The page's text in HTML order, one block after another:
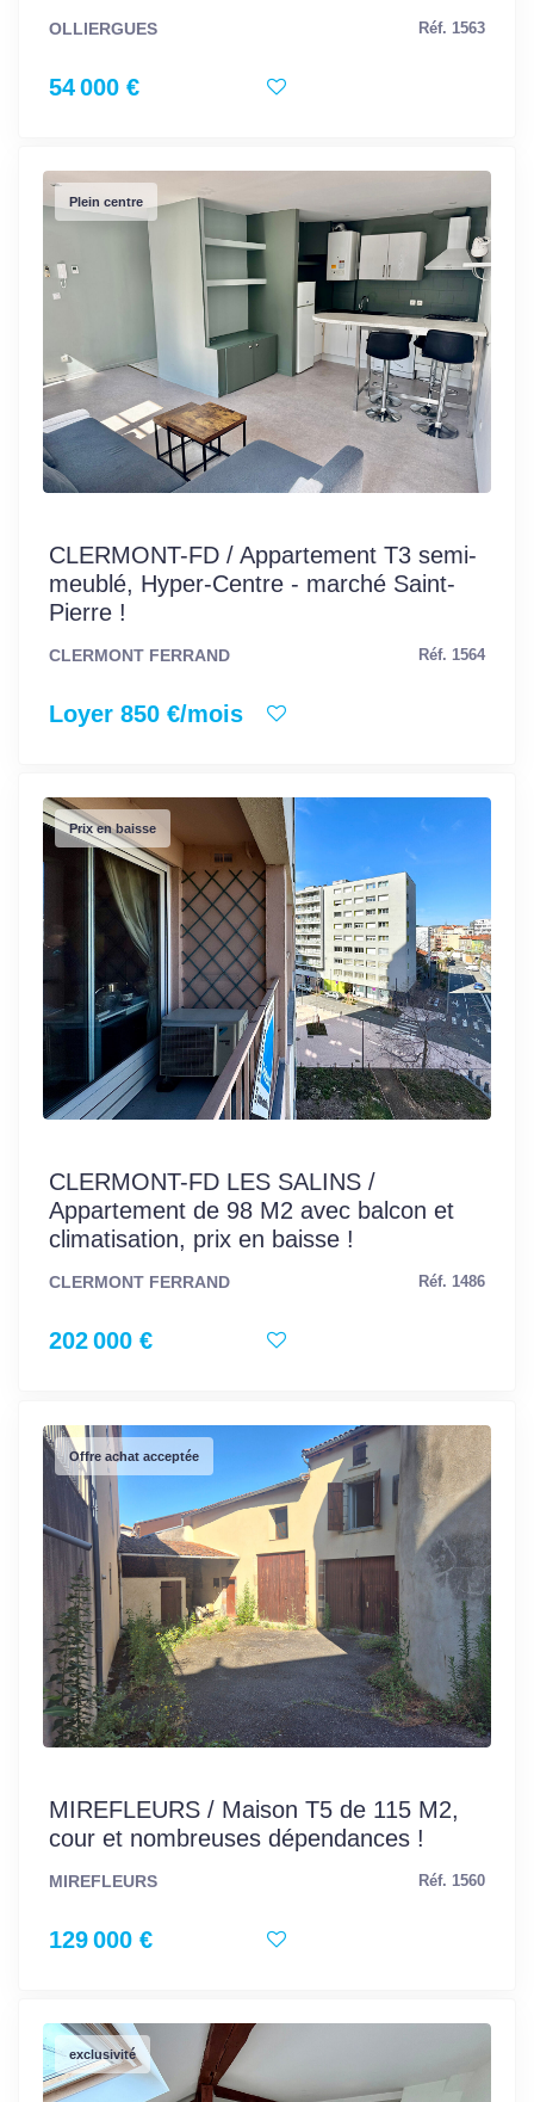
OLLIERGUES Réf. 1563
54 000 €
Plein centre
CLERMONT-FD / Appartement T3 semi-
meublé, Hyper-Centre - marché Saint-
Pierre !
CLERMONT FERRAND Réf. 1564
Loyer 850 €/mois
Prix en baisse
CLERMONT-FD LES SALINS /
Appartement de 98 M2 avec balcon et
climatisation, prix en baisse !
CLERMONT FERRAND Réf. 1486
202 000 €
Offre achat acceptée
MIREFLEURS / Maison T5 de 115 M2,
cour et nombreuses dépendances !
MIREFLEURS Réf. 1560
129 000 €
exclusivité